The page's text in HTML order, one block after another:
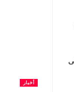
أخبار